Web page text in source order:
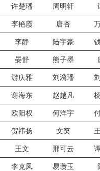
许楚璠 周明轩
李艳霞 唐杏
李静 陆宇豪
晏舒 熊子墨
游庆雅 刘漪璠
谢海东 赵越凡
欧阳权 何洋宇
贺祎扬 文笑
王文 邢可云
李克凤 易瓒玉